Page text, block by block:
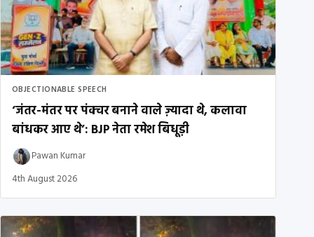
OBJECTIONABLE SPEECH
‘जंतर-मंतर पर पंक्चर बनाने वाले ज़्यादा थे, कलावा
बांधकर आए थे’: BJP नेता रमेश बिधूड़ी
Pawan Kumar
4th August 2026